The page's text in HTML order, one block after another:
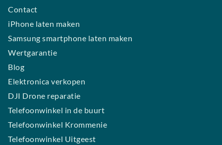
Contact
iPhone laten maken
Samsung smartphone laten maken
Wertgarantie
Blog
Elektronica verkopen
DJI Drone reparatie
Telefoonwinkel in de buurt
Telefoonwinkel Krommenie
Telefoonwinkel Uitgeest